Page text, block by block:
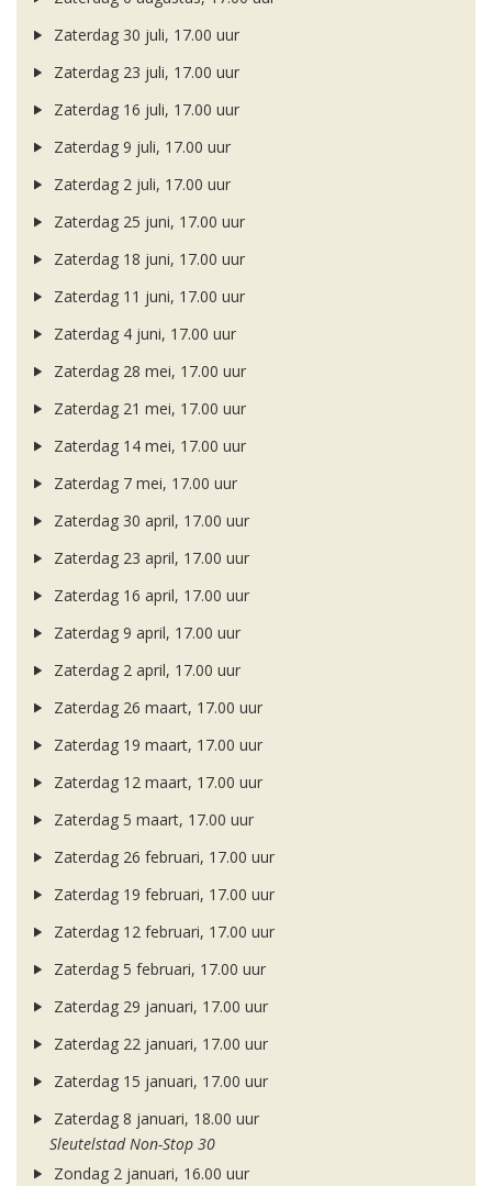
Zaterdag 30 juli, 17.00 uur
Zaterdag 23 juli, 17.00 uur
Zaterdag 16 juli, 17.00 uur
Zaterdag 9 juli, 17.00 uur
Zaterdag 2 juli, 17.00 uur
Zaterdag 25 juni, 17.00 uur
Zaterdag 18 juni, 17.00 uur
Zaterdag 11 juni, 17.00 uur
Zaterdag 4 juni, 17.00 uur
Zaterdag 28 mei, 17.00 uur
Zaterdag 21 mei, 17.00 uur
Zaterdag 14 mei, 17.00 uur
Zaterdag 7 mei, 17.00 uur
Zaterdag 30 april, 17.00 uur
Zaterdag 23 april, 17.00 uur
Zaterdag 16 april, 17.00 uur
Zaterdag 9 april, 17.00 uur
Zaterdag 2 april, 17.00 uur
Zaterdag 26 maart, 17.00 uur
Zaterdag 19 maart, 17.00 uur
Zaterdag 12 maart, 17.00 uur
Zaterdag 5 maart, 17.00 uur
Zaterdag 26 februari, 17.00 uur
Zaterdag 19 februari, 17.00 uur
Zaterdag 12 februari, 17.00 uur
Zaterdag 5 februari, 17.00 uur
Zaterdag 29 januari, 17.00 uur
Zaterdag 22 januari, 17.00 uur
Zaterdag 15 januari, 17.00 uur
Zaterdag 8 januari, 18.00 uur
Sleutelstad Non-Stop 30
Zondag 2 januari, 16.00 uur